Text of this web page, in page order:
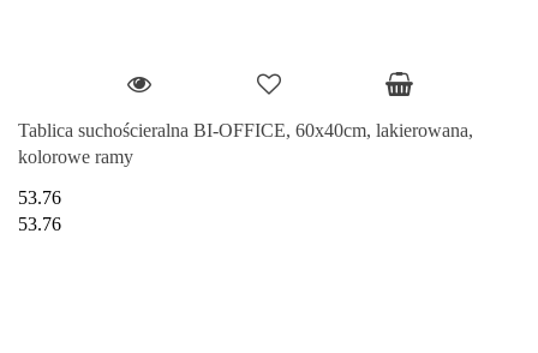
Tablica suchościeralna BI-OFFICE, 60x40cm, lakierowana,
kolorowe ramy
53.76
53.76